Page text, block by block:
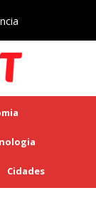
Cidades